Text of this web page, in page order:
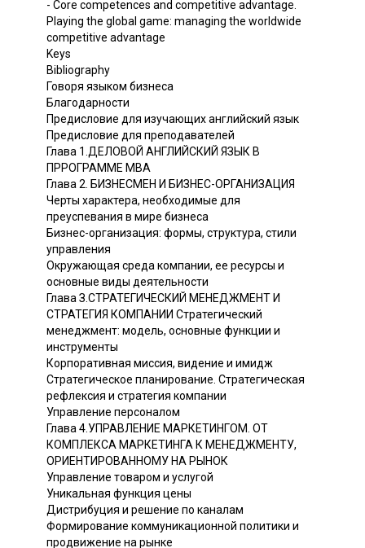
- Core competences and competitive advantage.
Playing the global game: managing the worldwide
competitive advantage
Keys
Bibliography
Говоря языком бизнеса
Благодарности
Предисловие для изучающих английский язык
Предисловие для преподавателей
Глава 1.ДЕЛОВОЙ АНГЛИЙСКИЙ ЯЗЫК В
ПРРОГРАММЕ МВА
Глава 2. БИЗНЕСМЕН И БИЗНЕС-ОРГАНИЗАЦИЯ
Черты характера, необходимые для
преуспевания в мире бизнеса
Бизнес-организация: формы, структура, стили
управления
Окружающая среда компании, ее ресурсы и
основные виды деятельности
Глава З.СТРАТЕГИЧЕСКИЙ МЕНЕДЖМЕНТ И
СТРАТЕГИЯ КОМПАНИИ Стратегический
менеджмент: модель, основные функции и
инструменты
Корпоративная миссия, видение и имидж
Стратегическое планирование. Стратегическая
рефлексия и стратегия компании
Управление персоналом
Глава 4.УПРАВЛЕНИЕ МАРКЕТИНГОМ. ОТ
КОМПЛЕКСА МАРКЕТИНГА К МЕНЕДЖМЕНТУ,
ОРИЕНТИРОВАННОМУ НА РЫНОК
Управление товаром и услугой
Уникальная функция цены
Дистрибуция и решение по каналам
Формирование коммуникационной политики и
продвижение на рынке